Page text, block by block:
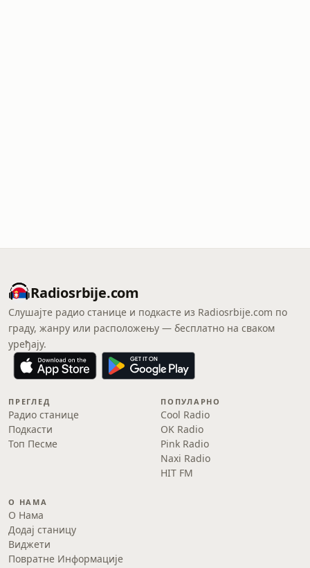
Radiosrbije.com
Слушајте радио станице и подкасте из Radiosrbije.com по
граду, жанру или расположењу — бесплатно на сваком
уређају.
ПРЕГЛЕД
Радио станице
Подкасти
Топ Песме
ПОПУЛАРНО
Cool Radio
OK Radio
Pink Radio
Naxi Radio
HIT FM
О НАМА
О Нама
Додај станицу
Виджети
Повратне Информације